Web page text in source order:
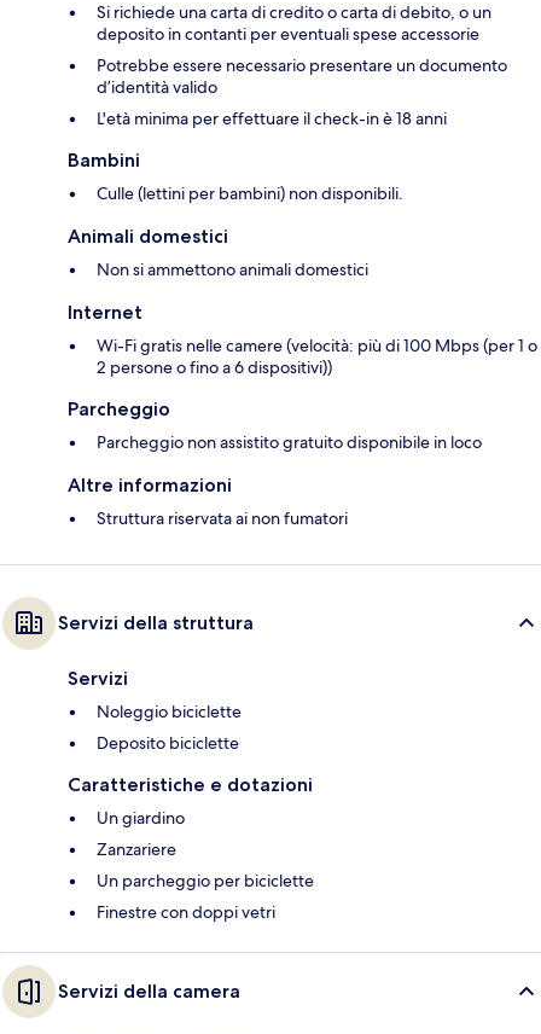
Si richiede una carta di credito o carta di debito, o un
deposito in contanti per eventuali spese accessorie
Potrebbe essere necessario presentare un documento
d’identità valido
L'età minima per effettuare il check-in è 18 anni
Bambini
Culle (lettini per bambini) non disponibili.
Animali domestici
Non si ammettono animali domestici
Internet
Wi-Fi gratis nelle camere (velocità: più di 100 Mbps (per 1 o
2 persone o fino a 6 dispositivi))
Parcheggio
Parcheggio non assistito gratuito disponibile in loco
Altre informazioni
Struttura riservata ai non fumatori
Servizi della struttura
Servizi
Noleggio biciclette
Deposito biciclette
Caratteristiche e dotazioni
Un giardino
Zanzariere
Un parcheggio per biciclette
Finestre con doppi vetri
Servizi della camera